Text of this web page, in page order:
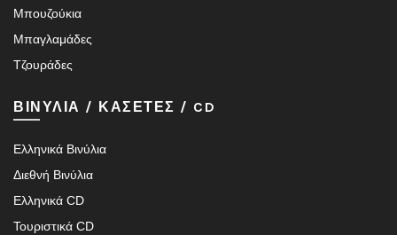
Μπουζούκια
Μπαγλαμάδες
Τζουράδες
ΒΙΝΥΛΙΑ / ΚΑΣΕΤΕΣ / CD
Ελληνικά Βινύλια
Διεθνή Βινύλια
Ελληνικά CD
Τουριστικά CD